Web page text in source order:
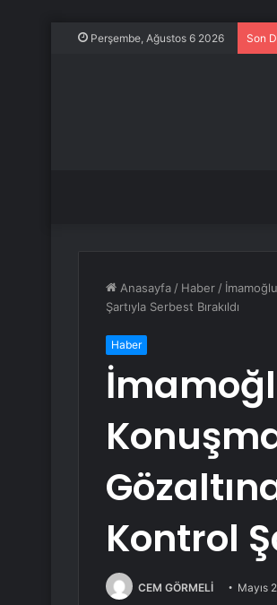
Perşembe, Ağustos 6 2026 Son
Anasayfa / Haber /
Şartıyla Serbest Bırakıldı
Haber
Kontrol
CEM GÖRMELİ Mayıs